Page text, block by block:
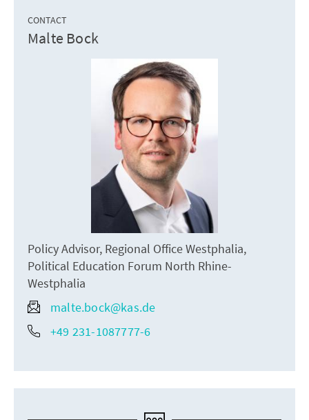
CONTACT
Malte Bock
Policy Advisor, Regional Office Westphalia,
Political Education Forum North Rhine-
Westphalia
malte.bock@kas.de
+49 231-1087777-6